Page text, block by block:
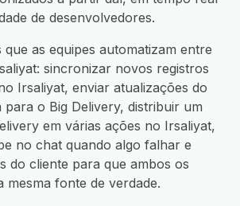
de desenvolvedores.
as equipes automatizam entre
sincronizar novos registros
Irsaliyat, enviar atualizações do
para o Big Delivery, distribuir um
em várias ações no Irsaliyat,
no chat quando algo falhar e
do cliente para que ambos os
mesma fonte de verdade.